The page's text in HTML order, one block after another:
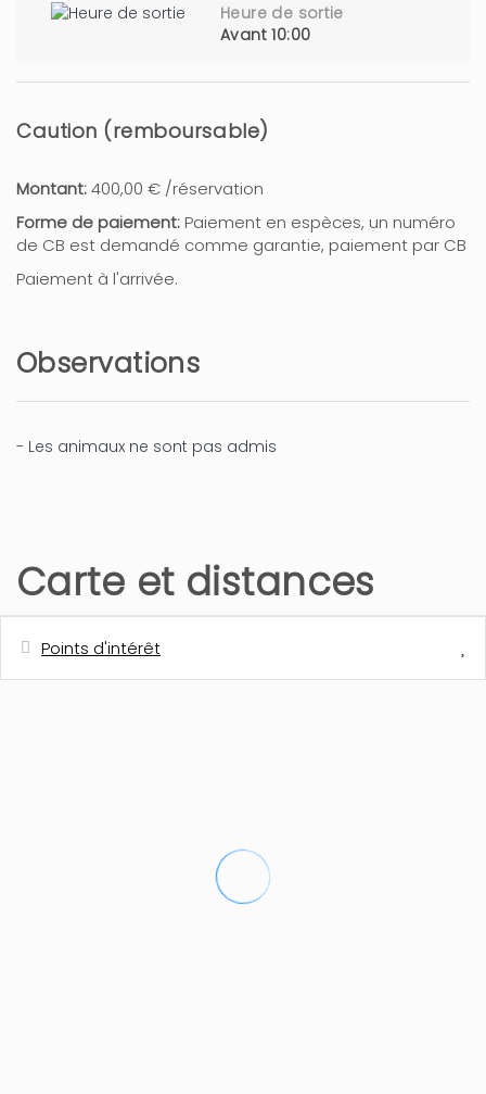
Heure de sortie
Avant 10:00
Caution (remboursable)
Montant:400,00 € /réservation
Forme de paiement: Paiement en espèces, un numéro
de CB est demandé comme garantie, paiement par CB
Paiement à l'arrivée.
Observations
- Les animaux ne sont pas admis
Carte et distances
Points d'intérêt
Supermarché - Consum